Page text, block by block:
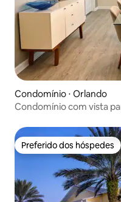
Condomínio ⋅ Orlando
Condomínio com vista
Preferido dos hóspedes
Preferido dos hóspedes